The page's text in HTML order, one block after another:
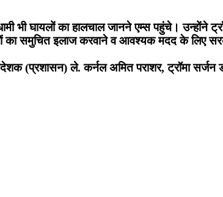
भी घायलों का हालचाल जानने एम्स पहुंचे। उन्होंने
का समुचित इलाज करवाने व आवश्यक मदद के लिए
(प्रशासन) ले. कर्नल अमित पराशर, ट्रॉमा